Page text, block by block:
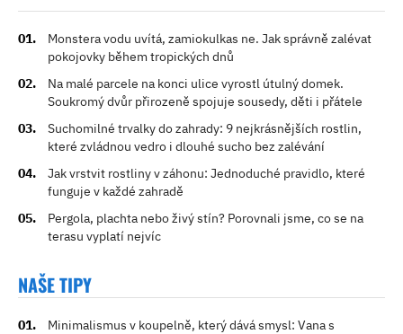
Monstera vodu uvítá, zamiokulkas ne. Jak správně zalévat
pokojovky během tropických dnů
Na malé parcele na konci ulice vyrostl útulný domek.
Soukromý dvůr přirozeně spojuje sousedy, děti i přátele
Suchomilné trvalky do zahrady: 9 nejkrásnějších rostlin,
které zvládnou vedro i dlouhé sucho bez zalévání
Jak vrstvit rostliny v záhonu: Jednoduché pravidlo, které
funguje v každé zahradě
Pergola, plachta nebo živý stín? Porovnali jsme, co se na
terasu vyplatí nejvíc
NAŠE TIPY
Minimalismus v koupelně, který dává smysl: Vana s